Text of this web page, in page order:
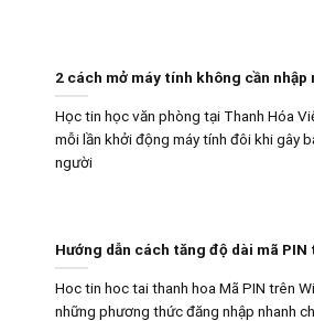
2 cách mở máy tính không cần
Học tin học văn phòng tại Thanh Hóa
mỗi lần khởi động máy tính đôi khi gây
người
Hướng dẫn cách tăng độ dài mã PIN
Hoc tin hoc tai thanh hoa Mã PIN trên
những phương thức đăng nhập nhanh